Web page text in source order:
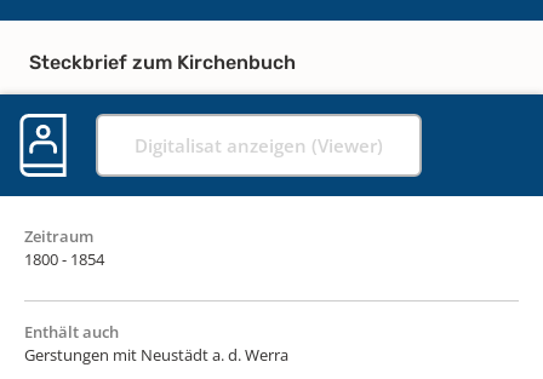
Steckbrief zum Kirchenbuch
Digitalisat anzeigen (Viewer)
Zeitraum
1800 - 1854
Enthält auch
Gerstungen mit Neustädt a. d. Werra